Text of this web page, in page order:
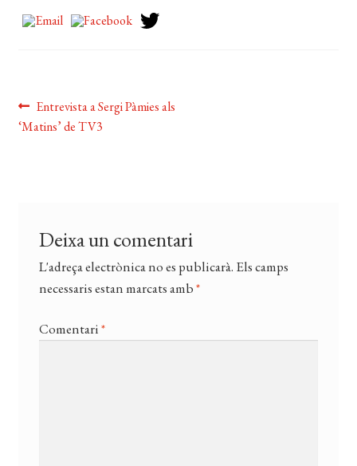
WISHLIST
Navegació
d'entrades
Entrada
anterior:
Entrevista a Sergi Pàmies als
‘Matins’ de TV3
Deixa un comentari
L'adreça electrònica no es publicarà. Els camps
necessaris estan marcats amb*
Comentari*